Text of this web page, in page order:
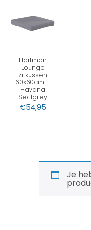
Hartman
Lounge
Zitkussen
60x60cm –
Havana
Sealgrey
€54,95
Je